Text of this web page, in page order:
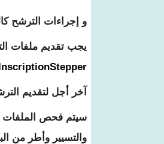
و إجراءات الترشح
يجب تقديم ملفات
آخر أجل لتقديم الترشيحات هو
سيتم فحص الملفات
والتسيير وأطر من